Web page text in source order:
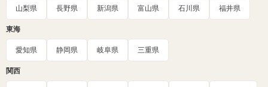
山梨県 長野県 新潟県 富山県 石川県 福井県
東海
愛知県 静岡県 岐阜県 三重県
関西